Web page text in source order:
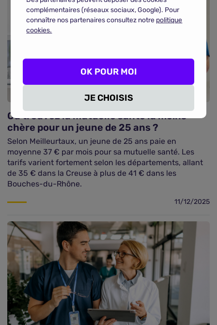
Où trouvez la mutuelle santé la moins
chère pour un jeune de 25 ans ?
Selon Meilleurtaux, un jeune de 25 ans paie en
moyenne 37 € par mois pour sa mutuelle santé. Les
tarifs varient fortement selon les départements, allant
de 35 € dans la Creuse à plus de 41 € dans les
Bouches-du-Rhône.
11/12/2025
complémentaires (réseaux sociaux, Google). Pour
connaître nos partenaires consultez notre politique
cookies.
JE CHOISIS
OK POUR MOI